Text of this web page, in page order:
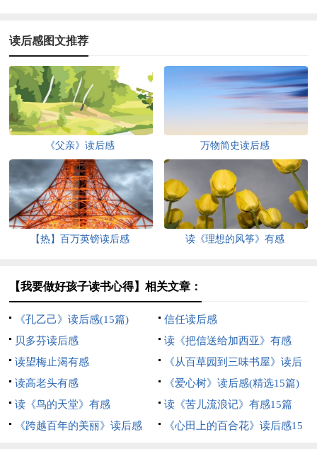
读后感图文推荐
《父亲》读后感 万物简史读后感
【热】百万英镑读后感 读《理想的风筝》有感
【我要做好孩子读书心得】相关文章：
《孔乙己》读后感(15篇)
信任读后感
贝多芬读后感
读《把信送给加西亚》有感
读望梅止渴有感
《从百草园到三味书屋》读后
感3篇
读高老头有感
《爱心树》读后感(精选15篇)
读《鸟的天堂》有感
读《苦儿流浪记》有感15篇
《跨越百年的美丽》读后感
《心田上的百合花》读后感15